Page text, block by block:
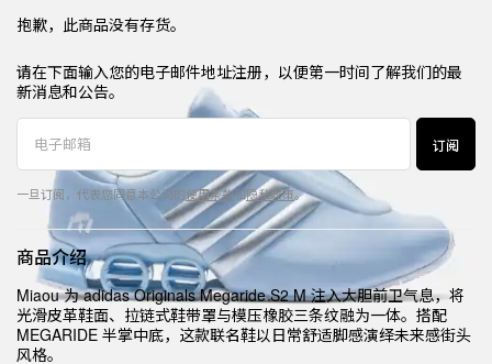
抱歉，此商品没有存货。
请在下面输入您的电子邮件地址注册，以便第一时间了解我们的最
新消息和公告。
订阅
一旦订阅，代表您同意本公司的使用条款和隐私政策。
商品介绍
Miaou 为 adidas Originals Megaride S2 M 注入大胆前卫气息，将
光滑皮革鞋面、拉链式鞋带罩与模压橡胶三条纹融为一体。搭配
MEGARIDE 半掌中底，这款联名鞋以日常舒适脚感演绎未来感街头
风格。